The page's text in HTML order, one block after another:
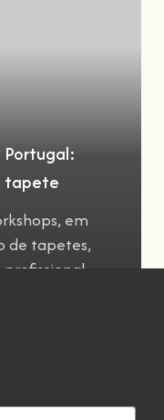
tapete
em
de tapetes,